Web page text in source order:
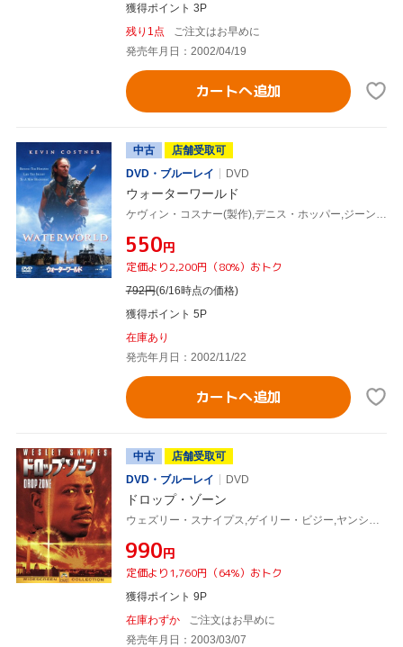
獲得ポイント 3P
残り1点
ご注文はお早めに
発売年月日：2002/04/19
カートへ追加
中古
店舗受取可
DVD・ブルーレイ
DVD
ウォーターワールド
¥550円
定価より2,200円（80%）おトク
792円(6/16時点の価格)
獲得ポイント 5P
在庫あり
発売年月日：2002/11/22
カートへ追加
中古
店舗受取可
DVD・ブルーレイ
DVD
ドロップ・ゾーン
¥990円
定価より1,760円（64%）おトク
獲得ポイント 9P
在庫わずか
ご注文はお早めに
発売年月日：2003/03/07